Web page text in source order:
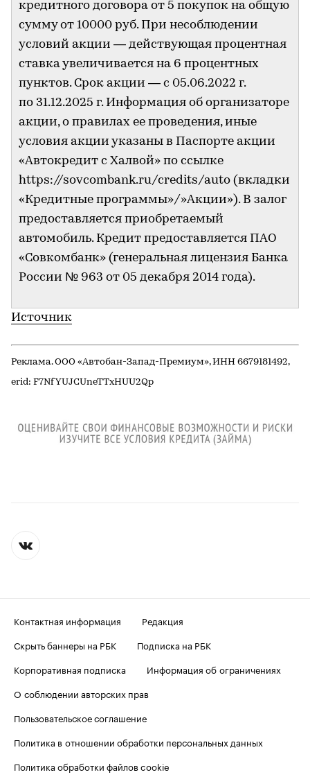
кредитного договора от 5 покупок на общую
сумму от 10000 руб. При несоблюдении
условий акции — действующая процентная
ставка увеличивается на 6 процентных
пунктов. Срок акции — с 05.06.2022 г.
по 31.12.2025 г. Информация об организаторе
акции, о правилах ее проведения, иные
условия акции указаны в Паспорте акции
«Автокредит с Халвой» по ссылке
https://sovcombank.ru/credits/auto (вкладки
«Кредитные программы»/»Акции»). В залог
предоставляется приобретаемый
автомобиль. Кредит предоставляется ПАО
«Совкомбанк» (генеральная лицензия Банка
России № 963 от 05 декабря 2014 года).
Источник
Реклама. ООО «Автобан-Запад-Премиум», ИНН 6679181492,
erid: F7NfYUJCUneTTxHUU2Qp
Контактная информация
Редакция
Скрыть баннеры на РБК
Подписка на РБК
Корпоративная подписка
Информация об ограничениях
О соблюдении авторских прав
Пользовательское соглашение
Политика в отношении обработки персональных данных
Политика обработки файлов cookie